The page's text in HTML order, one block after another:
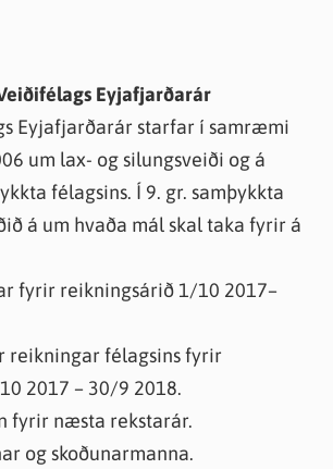
Eyjafjarðarár
Eyjafjarðarár starfar í samræmi
um lax- og silungsveiði og á
félagsins. Í 9. gr. samþykkta
á um hvaða mál skal taka fyrir á
fyrir reikningsárið 1/10 2017–
reikningar félagsins fyrir
2017 – 30/9 2018.
fyrir næsta rekstarár.
og skoðunarmanna.